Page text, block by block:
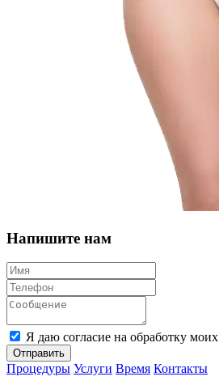
Напишите нам
Я даю согласие на обработку моих
Отправить
Процедуры Услуги Время Контакты